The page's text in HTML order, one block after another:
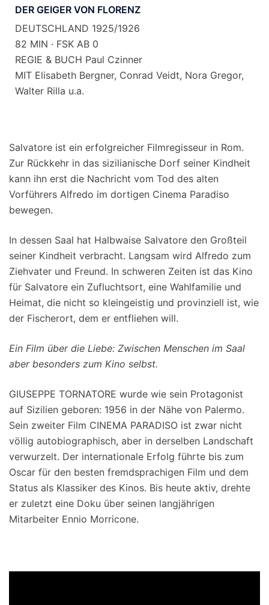
DER GEIGER VON FLORENZ
DEUTSCHLAND 1925/1926
82 MIN · FSK AB 0
REGIE & BUCH Paul Czinner
MIT Elisabeth Bergner, Conrad Veidt, Nora Gregor,
Walter Rilla u.a.
Salvatore ist ein erfolgreicher Filmregisseur in Rom.
Zur Rückkehr in das sizilianische Dorf seiner Kindheit
kann ihn erst die Nachricht vom Tod des alten
Vorführers Alfredo im dortigen Cinema Paradiso
bewegen.
In dessen Saal hat Halbwaise Salvatore den Großteil
seiner Kindheit verbracht. Langsam wird Alfredo zum
Ziehvater und Freund. In schweren Zeiten ist das Kino
für Salvatore ein Zufluchtsort, eine Wahlfamilie und
Heimat, die nicht so kleingeistig und provinziell ist, wie
der Fischerort, dem er entfliehen will.
Ein Film über die Liebe: Zwischen Menschen im Saal
aber besonders zum Kino selbst.
GIUSEPPE TORNATORE wurde wie sein Protagonist
auf Sizilien geboren: 1956 in der Nähe von Palermo.
Sein zweiter Film CINEMA PARADISO ist zwar nicht
völlig autobiographisch, aber in derselben Landschaft
verwurzelt. Der internationale Erfolg führte bis zum
Oscar für den besten fremdsprachigen Film und dem
Status als Klassiker des Kinos. Bis heute aktiv, drehte
er zuletzt eine Doku über seinen langjährigen
Mitarbeiter Ennio Morricone.